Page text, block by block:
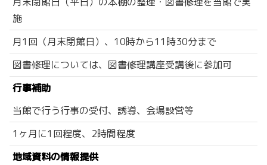
施
月1回（月末閉館日）、10時から11時30分まで
図書修理については、図書修理講座受講後に参加可
行事補助
当館で行う行事の受付、誘導、会場設営等
1ヶ月に1回程度、2時間程度
地域資料の情報提供